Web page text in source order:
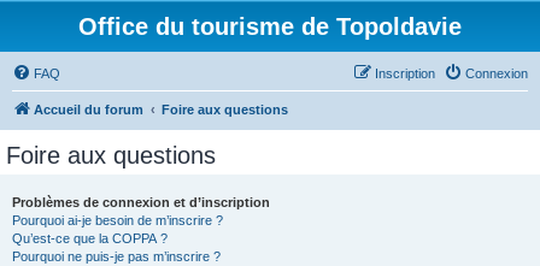
Office du tourisme de Topoldavie
FAQ Connexion
Inscription
Accueil du forum Foire aux questions
Foire aux questions
Problèmes de connexion et d’inscription
Pourquoi ai-je besoin de m’inscrire ?
Qu’est-ce que la COPPA ?
Pourquoi ne puis-je pas m’inscrire ?